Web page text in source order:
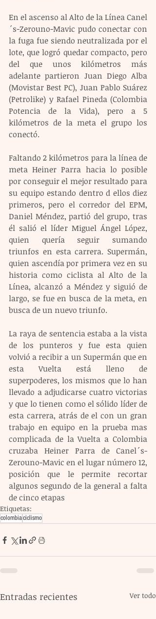
En el ascenso al Alto de la Línea Canel
´s-Zerouno-Mavic pudo conectar con
la fuga fue siendo neutralizada por el
lote, que logró quedar compacto, pero
del que unos kilómetros más
adelante partieron Juan Diego Alba
(Movistar Best PC), Juan Pablo Suárez
(Petrolike) y Rafael Pineda (Colombia
Potencia de la Vida), pero a 5
kilómetros de la meta el grupo los
conectó.
Faltando 2 kilómetros para la línea de
meta Heiner Parra hacia lo posible
por conseguir el mejor resultado para
su equipo estando dentro d ellos diez
primeros, pero el corredor del EPM,
Daniel Méndez, partió del grupo, tras
él salió el líder Miguel Ángel López,
quien quería seguir sumando
triunfos en esta carrera. Supermán,
quien ascendía por primera vez en su
historia como ciclista al Alto de la
Línea, alcanzó a Méndez y siguió de
largo, se fue en busca de la meta, en
busca de un nuevo triunfo.
La raya de sentencia estaba a la vista
de los punteros y fue esta quien
volvió a recibir a un Supermán que en
esta Vuelta está lleno de
superpoderes, los mismos que lo han
llevado a adjudicarse cuatro victorias
y que lo tienen como el sólido líder de
esta carrera, atrás de el con un gran
trabajo en equipo en la prueba mas
complicada de la Vuelta a Colombia
cruzaba Heiner Parra de Canel´s-
Zerouno-Mavic en el lugar número 12,
posición que le permite recortar
algunos segundo de la general a falta
de cinco etapas
Etiquetas:
colombiaciclismo
Entradas recientes Ver todo